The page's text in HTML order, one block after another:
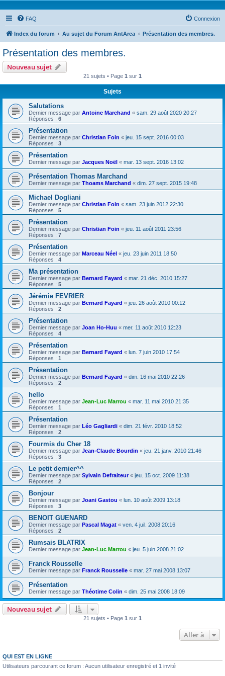
FAQ Connexion
Index du forum Au sujet du Forum AntArea Présentation des membres.
Présentation des membres.
Nouveau sujet
21 sujets • Page 1 sur 1
Sujets
Salutations
Dernier message par Antoine Marchand « sam. 29 août 2020 20:27
Réponses : 6
Présentation
Dernier message par Christian Foin « jeu. 15 sept. 2016 00:03
Réponses : 3
Présentation
Dernier message par Jacques Noël « mar. 13 sept. 2016 13:02
Présentation Thomas Marchand
Dernier message par Thoams Marchand « dim. 27 sept. 2015 19:48
Michael Dogliani
Dernier message par Christian Foin « sam. 23 juin 2012 22:30
Réponses : 5
Présentation
Dernier message par Christian Foin « jeu. 11 août 2011 23:56
Réponses : 7
Présentation
Dernier message par Marceau Néel « jeu. 23 juin 2011 18:50
Réponses : 4
Ma présentation
Dernier message par Bernard Fayard « mar. 21 déc. 2010 15:27
Réponses : 5
Jérémie FEVRIER
Dernier message par Bernard Fayard « jeu. 26 août 2010 00:12
Réponses : 2
Présentation
Dernier message par Joan Ho-Huu « mer. 11 août 2010 12:23
Réponses : 4
Présentation
Dernier message par Bernard Fayard « lun. 7 juin 2010 17:54
Réponses : 1
Présentation
Dernier message par Bernard Fayard « dim. 16 mai 2010 22:26
Réponses : 2
hello
Dernier message par Jean-Luc Marrou « mar. 11 mai 2010 21:35
Réponses : 1
Présentation
Dernier message par Léo Gagliardi « dim. 21 févr. 2010 18:52
Réponses : 2
Fourmis du Cher 18
Dernier message par Jean-Claude Bourdin « jeu. 21 janv. 2010 21:46
Réponses : 3
Le petit dernier^^
Dernier message par Sylvain Defraiteur« jeu. 15 oct. 2009 11:38
Réponses : 2
Bonjour
Dernier message par Joani Gastou « lun. 10 août 2009 13:18
Réponses : 3
BENOIT GUENARD
Dernier message par Pascal Magat « ven. 4 juil. 2008 20:16
Réponses : 2
Rumsais BLATRIX
Dernier message par Jean-Luc Marrou « jeu. 5 juin 2008 21:02
Franck Rousselle
Dernier message par Franck Rousselle « mar. 27 mai 2008 13:07
Présentation
Dernier message par Théotime Colin « dim. 25 mai 2008 18:09
Nouveau sujet
21 sujets • Page 1 sur 1
Aller à
QUI EST EN LIGNE
Utilisateurs parcourant ce forum : Aucun utilisateur enregistré et 1 invité